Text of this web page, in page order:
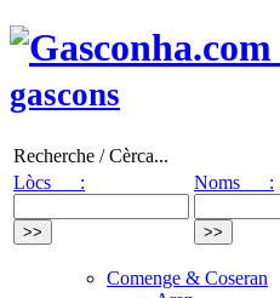
gascons
Recherche / Cèrca...
Lòcs :
Noms :
Comenge & Coseran